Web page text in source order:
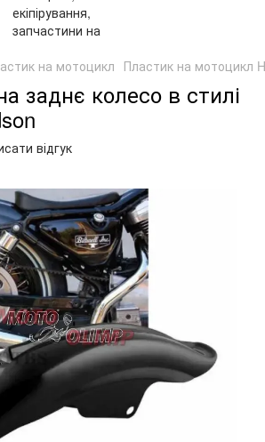
на мотоцикл Пластик на мотоцикл
заднє колесо в стилі
відгук